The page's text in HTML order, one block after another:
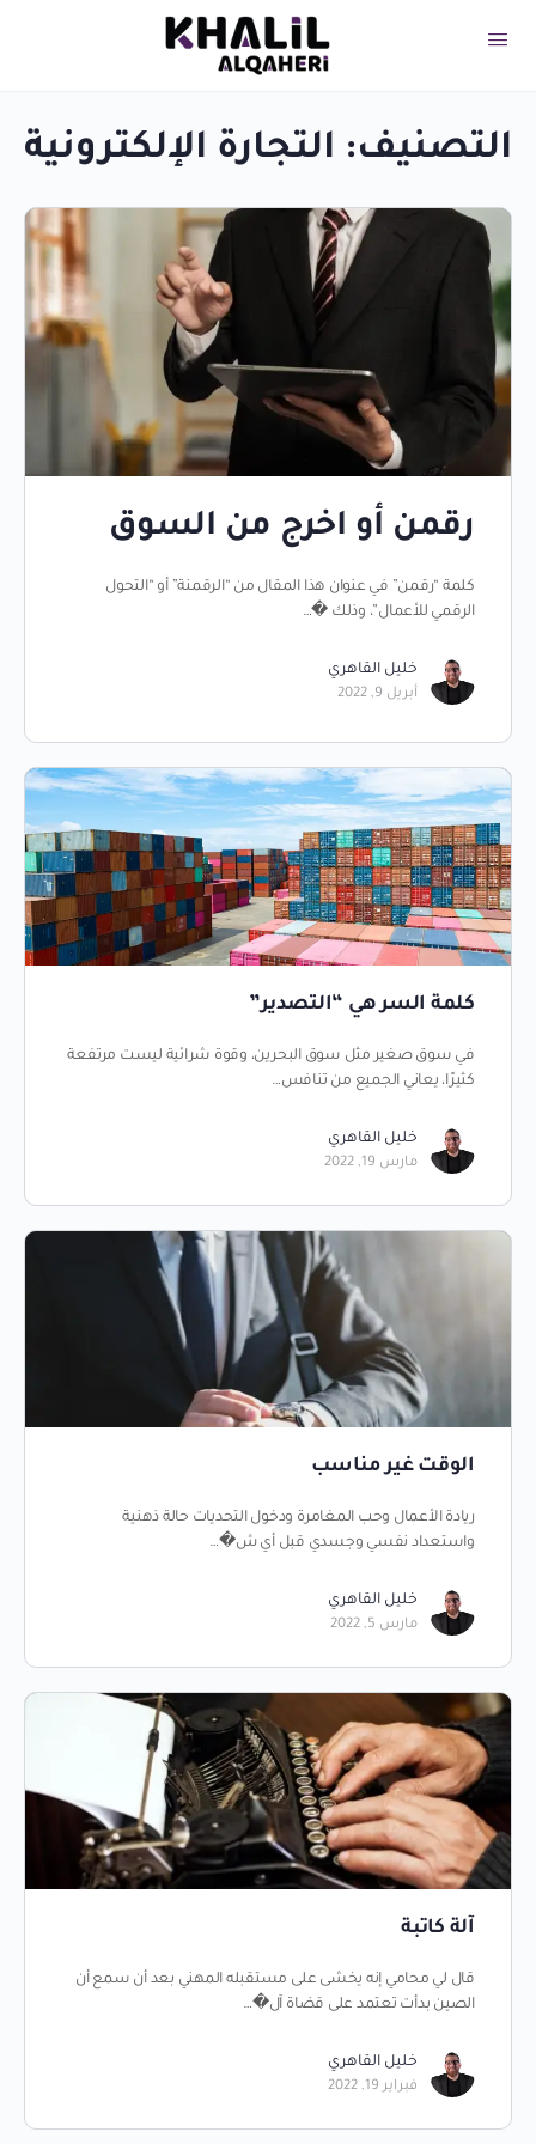
التصنيف: التجارة الإلكترونية
رقمن أو اخرج من السوق
كلمة “رقمن” في عنوان هذا المقال من “الرقمنة” أو “التحول
الرقمي للأعمال”، وذلك �…
خليل القاهري
أبريل 9, 2022
كلمة السر هي “التصدير”
في سوق صغير مثل سوق البحرين، وقوة شرائية ليست مرتفعة
كثيرًا، يعاني الجميع من تنافس…
خليل القاهري
مارس 19, 2022
الوقت غير مناسب
ريادة الأعمال وحب المغامرة ودخول التحديات حالة ذهنية
واستعداد نفسي وجسدي قبل أي ش�…
خليل القاهري
مارس 5, 2022
آلة كاتبة
قال لي محامي إنه يخشى على مستقبله المهني بعد أن سمع أن
الصين بدأت تعتمد على قضاة آل�…
خليل القاهري
فبراير 19, 2022